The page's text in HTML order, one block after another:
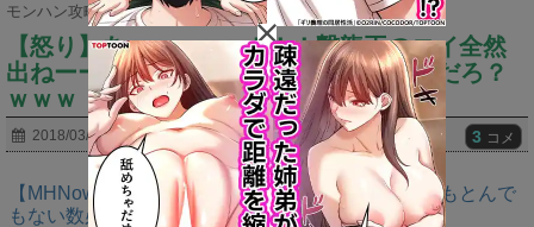
モンハン攻略まとめ隊 >アイテム >
【怒り】あぁぁぁぁぁ！！！撃龍王のコイ全然
出ねーーー！！！⇐●●でドロ率変わるんだろ？
ｗｗｗ
2018/03/07 3 コメ
【MHNow】バゼルは緩和期間終わってるから今でもとんで
もない数必要なんじゃない？